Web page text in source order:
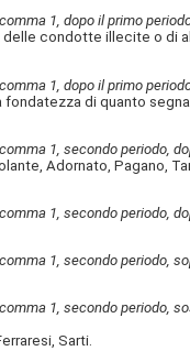
1, dopo il primo
condotte illecite o di
1, dopo il primo
di quanto
1, secondo periodo,
Adornato, Pagano,
1, secondo periodo,
1, secondo periodo,
1, secondo periodo,
Sarti.